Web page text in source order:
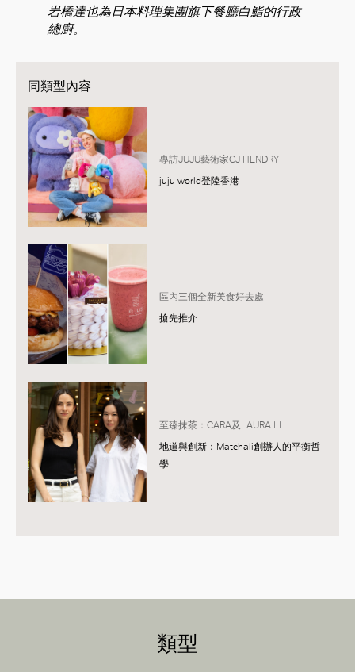
岩橋達也為日本料理集團旗下餐廳白鮨的行政
總廚。
同類型內容
專訪JUJU藝術家CJ HENDRY
juju world登陸香港
區內三個全新美食好去處
搶先推介
至臻抹茶：CARA及LAURA LI
地道與創新：Matchali創辦人的平衡哲
學
類型